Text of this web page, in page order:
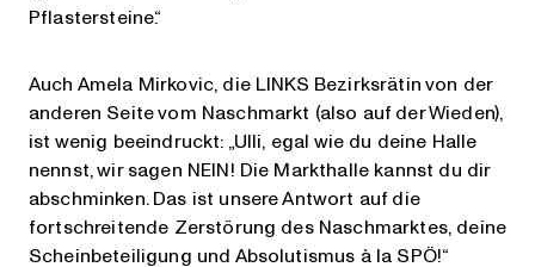
Pflastersteine.“
Auch Amela Mirkovic, die LINKS Bezirksrätin von der
anderen Seite vom Naschmarkt (also auf der Wieden),
ist wenig beeindruckt: „Ulli, egal wie du deine Halle
nennst, wir sagen NEIN! Die Markthalle kannst du dir
abschminken. Das ist unsere Antwort auf die
fortschreitende Zerstörung des Naschmarktes, deine
Scheinbeteiligung und Absolutismus à la SPÖ!“